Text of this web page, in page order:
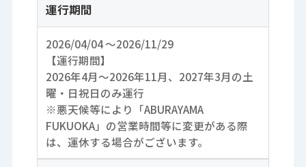
運行期間
2026/04/04 ～2026/11/29
【運行期間】
2026年4月〜2026年11月、2027年3月の土
曜・日祝日のみ運行
※悪天候等により「ABURAYAMA
FUKUOKA」の営業時間等に変更がある際
は、運休する場合がございます。